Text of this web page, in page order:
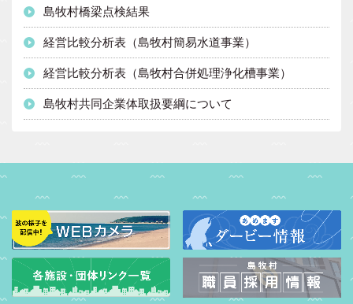
島牧村橋梁点検結果
経営比較分析表（島牧村簡易水道事業）
経営比較分析表（島牧村合併処理浄化槽事業）
島牧村共同企業体取扱要綱について